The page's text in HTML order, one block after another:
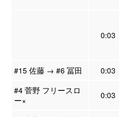
0:03
#15 佐藤 → #6 冨田
0:03
#4 菅野 フリースロ
ー×
0:03